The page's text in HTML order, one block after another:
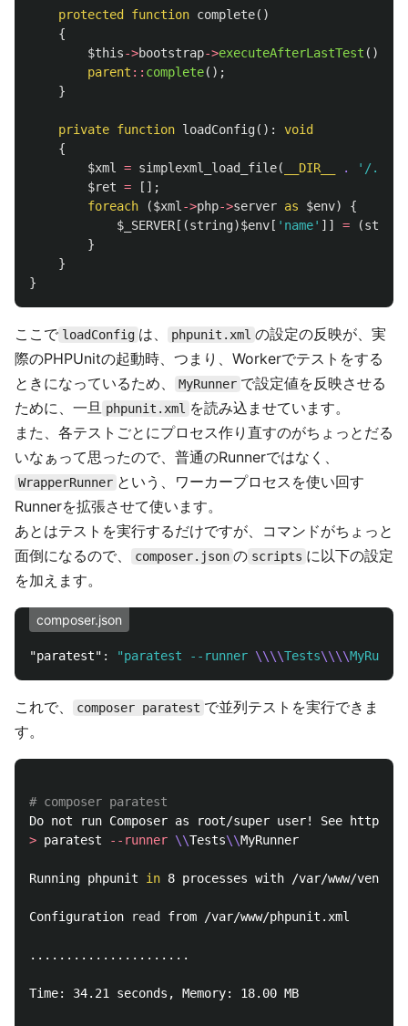
protected function complete()
{
$this->bootstrap->executeAfterLastTest ();
parent :: complete();
}
private function loadConfig():
void
{
$xml
= simplexml_load_file( __DIR__ .
'/../
$ret =
[];
foreach
($xml ->php->server as $env)
{
$_SERVER [(string)$env [ 'name' ]] = (string
}
}
}
ここで loadConfig は、 phpunit.xml の設定の反映が、実
際のPHPUnitの起動時、つまり、Workerでテストをする
ときになっているため、
MyRunner で設定値を反映させる
ために、一旦 phpunit.xml を読み込ませています。
また、各テストごとにプロセス作り直すのがちょっとだる
いなぁって思ったので、普通のRunnerではなく、
WrapperRunner という、ワーカープロセスを使い回す
Runnerを拡張させて使います。
あとはテストを実行するだけですが、コマンドがちょっと
面倒になるので、
composer.json の scripts に以下の設定
を加えます。
composer.json
"paratest" : "paratest --runner \\\\Tests\\\\
これで、 composer paratest で並列テストを実行できま
す。
# composer paratest
Do not run Composer as root/super user! See
> paratest --runner \\Tests\\MyRunner
Running phpunit in 8 processes with /var/www/
Configuration read from /var/www/phpunit.xml
......................
Time: 34.21 seconds, Memory: 18.00 MB